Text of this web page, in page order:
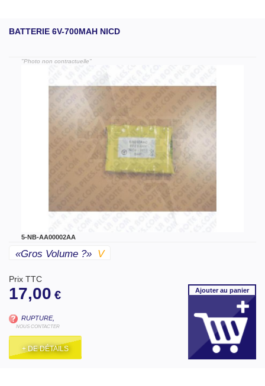
BATTERIE 6V-700MAH NICD
"Photo non contractuelle"
5-NB-AA00002AA
«gros Volume ?» V
Prix TTC
17,00 €
RUPTURE,
NOUS CONTACTER
+ DE DÉTAILS
Ajouterau panier